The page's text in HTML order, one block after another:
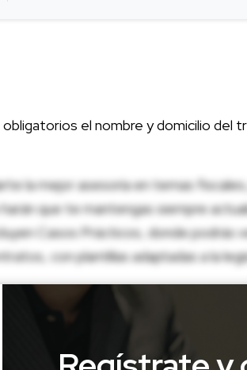
el nombre y domicilio del
la mejor asesoría en temas
que te mantengas siempre
Casos Prácticos, donde podrás
con plantillas adaptadas a la